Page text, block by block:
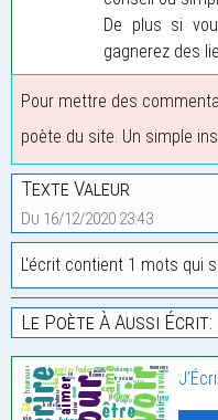
De plus si
gagnerez des
Pour mettre des
poète du site. Un simple
Texte Valeur
Du 16/12/2020 23:43
L'écrit contient 1 mots qui
Le Poète À Aussi Écrit: